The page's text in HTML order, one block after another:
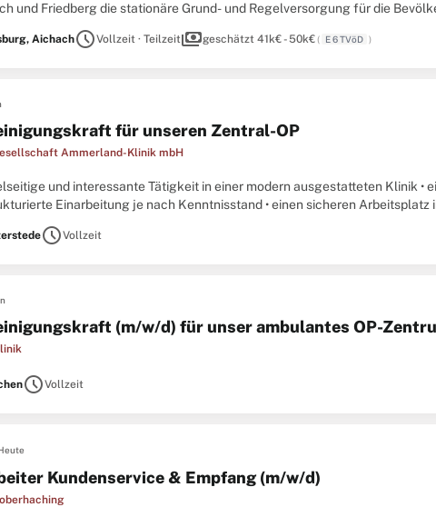
und Friedberg die stationäre Grund- und Regelversorgung für die
AichachscheduleVollzeit · Teilzeitpaymentsgeschätzt 41k€ - 50k€( E 6 TVöD )
für unseren Zentral-OP
Ammerland-Klinik mbH
und interessante Tätigkeit in einer modern ausgestatteten Klinik •
Einarbeitung je nach Kenntnisstand • einen sicheren Arbeitsplatz
scheduleVollzeit
(m/w/d) für unser ambulantes OP-
scheduleVollzeit
Kundenservice & Empfang (m/w/d)